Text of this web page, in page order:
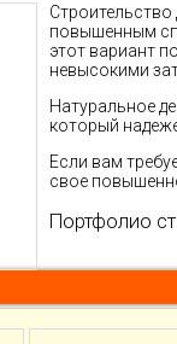
повышенным
этот вариант
невысокими
Натуральное
который
Если вам
свое
Портфолио